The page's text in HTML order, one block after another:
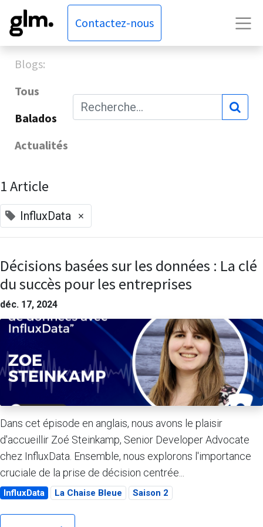
Contactez-nous
Blogs:
Tous
Balados
Actualités
1 Article
InfluxData ×
Décisions basées sur les données : La clé
du succès pour les entreprises
déc. 17, 2024
Dans cet épisode en anglais, nous avons le plaisir
d'accueillir Zoé Steinkamp, Senior Developer Advocate
chez InfluxData. Ensemble, nous explorons l'importance
cruciale de la prise de décision centrée...
InfluxData La Chaise Bleue Saison 2